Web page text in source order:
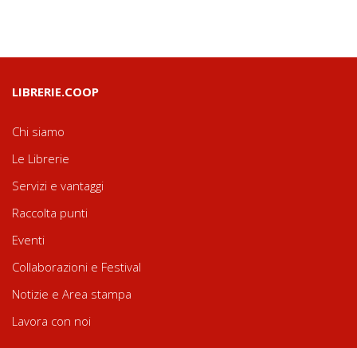
LIBRERIE.COOP
Chi siamo
Le Librerie
Servizi e vantaggi
Raccolta punti
Eventi
Collaborazioni e Festival
Notizie e Area stampa
Lavora con noi